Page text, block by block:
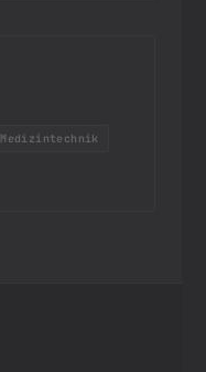
Medizintechnik